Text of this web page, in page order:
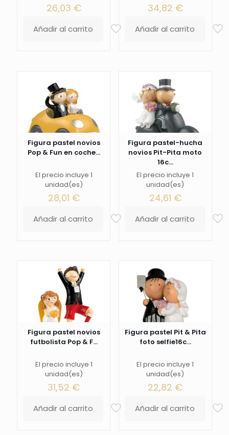
26,03 €
Añadir al carrito
34,82 €
Añadir al carrito
Figura pastel novios
Pop & Fun en coche...
El precio incluye 1
unidad(es)
28,01 €
Añadir al carrito
Figura pastel-hucha
novios Pit-Pita moto
16c...
El precio incluye 1
unidad(es)
24,61 €
Añadir al carrito
Figura pastel novios
futbolista Pop & F...
El precio incluye 1
unidad(es)
31,52 €
Añadir al carrito
Figura pastel Pit & Pita
foto selfie16c...
El precio incluye 1
unidad(es)
22,82 €
Añadir al carrito